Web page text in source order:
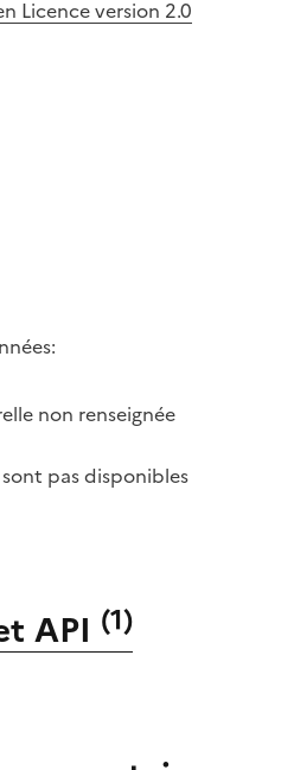
Licence version 2.0
non renseignée
pas disponibles
API (1)